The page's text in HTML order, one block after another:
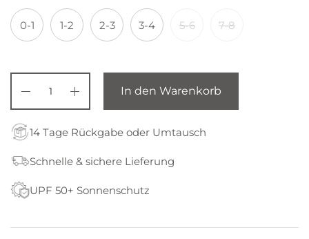
0-1 1-2 2-3 3-4 5-6 7-8
In den Warenkorb
14 Tage Rückgabe oder Umtausch
Schnelle & sichere Lieferung
UPF 50+ Sonnenschutz